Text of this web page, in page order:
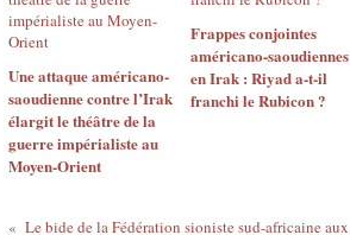
Une attaque américano-
saoudienne contre l’Irak
élargit le théâtre de la
guerre impérialiste au
Moyen-Orient
Frappes conjointes
américano-saoudiennes
en Irak : Riyad a-t-il
franchi le Rubicon ?